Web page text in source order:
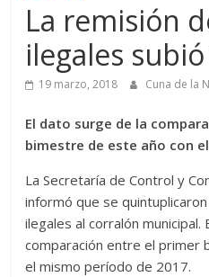
La remisión
ilegales
19 marzo, 2018 Cuna de la
El dato surge de la
bimestre de este año con
La Secretaría de Control y
informó que se
ilegales al corralón municipal.
comparación entre el primer
el mismo período de 2017.